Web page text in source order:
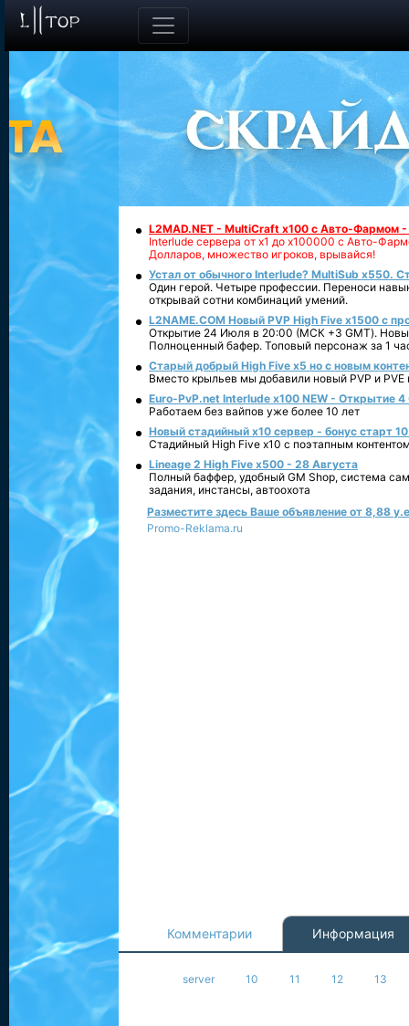
L2MAD.NET - MultiCraft x100 с Авто-Фармом
Interlude сервера от х1 до х100000 с Авто-
Долларов, множество игроков, врывайся!
Устал от обычного Interlude? MultiSub x550.
Один герой. Четыре профессии. Переноси
открывай сотни комбинаций умений.
L2NAME.COM Новый PVP High Five x1500 с
Открытие 24 Июля в 20:00 (МСК +3 GMT).
Полноценный бафер. Топовый персонаж за 1
Старый добрый High Five x5 но с новым
Вместо крыльев мы добавили новый PVP и PVE
Euro-PvP.net Interlude х100 NEW - Открытие 4
Работаем без вайпов уже более 10 лет
Новый стадийный х10 сервер - бонус старт
Стадийный High Five x10 с поэтапным
Lineage 2 High Five x500 - 28 Августа
Полный баффер, удобный GM Shop, система
задания, инстансы, автоохота
Разместите здесь Ваше объявление от 8,88
Promo-Reklama.ru
Комментарии Информация
server 10 11 12 13